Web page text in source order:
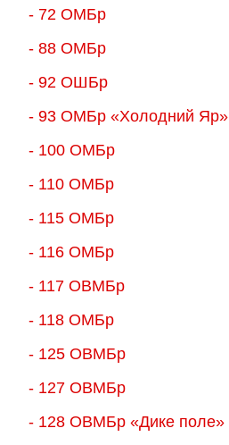
- 72 ОМБр
- 88 ОМБр
- 92 ОШБр
- 93 ОМБр «Холодний Яр»
- 100 ОМБр
- 110 ОМБр
- 115 ОМБр
- 116 ОМБр
- 117 ОВМБр
- 118 ОМБр
- 125 ОВМБр
- 127 ОВМБр
- 128 ОВМБр «Дике поле»